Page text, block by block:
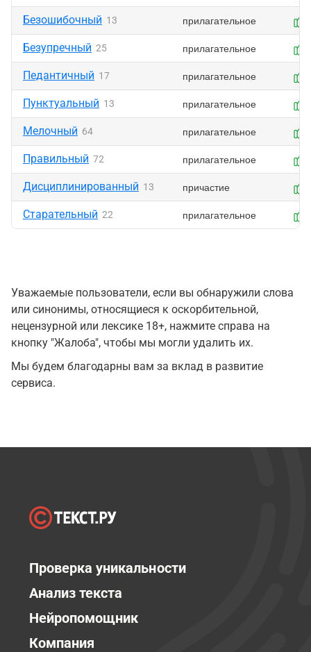
Безошибочный 13 прилагательное
Безупречный 25 прилагательное
Педантичный 17 прилагательное
Пунктуальный 13 прилагательное
Мелочный 64 прилагательное
Правильный 72 прилагательное
Дисциплинированный 13 причастие
Старательный 22 прилагательное
Уважаемые пользователи, если вы обнаружили слова
или синонимы, относящиеся к оскорбительной,
нецензурной или лексике 18+, нажмите справа на
кнопку "Жалоба", чтобы мы могли удалить их.
Мы будем благодарны вам за вклад в развитие
сервиса.
Проверка уникальности
Анализ текста
Нейропомощник
Компания